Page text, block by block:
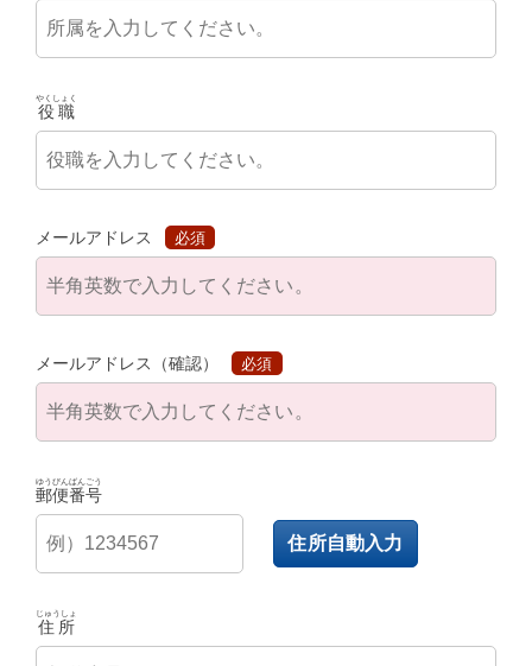
役職
やくしょく
メールアドレス 必須
メールアドレス（確認） 必須
郵便番号
ゆうびんばんごう
住所自動入力
住所
じゅうしょ